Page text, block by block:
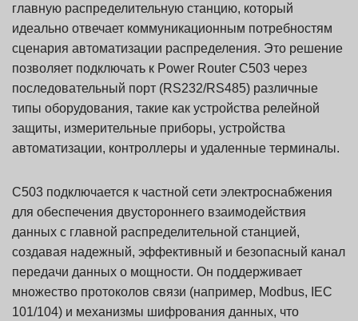
главную распределительную станцию, который
идеально отвечает коммуникационным потребностям
сценария автоматизации распределения. Это решение
позволяет подключать к Power Router C503 через
последовательный порт (RS232/RS485) различные
типы оборудования, такие как устройства релейной
защиты, измерительные приборы, устройства
автоматизации, контроллеры и удаленные терминалы.
C503 подключается к частной сети электроснабжения
для обеспечения двустороннего взаимодействия
данных с главной распределительной станцией,
создавая надежный, эффективный и безопасный канал
передачи данных о мощности. Он поддерживает
множество протоколов связи (например, Modbus, IEC
101/104) и механизмы шифрования данных, что